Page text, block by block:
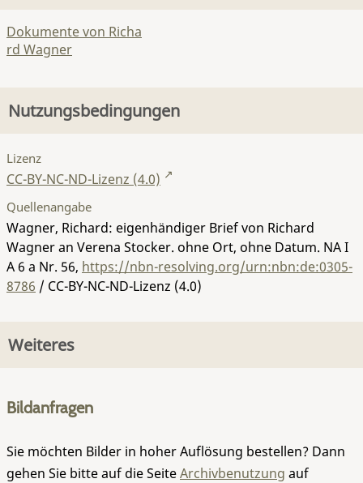
Dokumente von Richa
rd Wagner
Nutzungsbedingungen
Lizenz
CC-BY-NC-ND-Lizenz (4.0)
Quellenangabe
Wagner, Richard: eigenhändiger Brief von Richard
Wagner an Verena Stocker. ohne Ort, ohne Datum. NA I
A 6 a Nr. 56, https://nbn-resolving.org/urn:nbn:de:0305-
8786 / CC-BY-NC-ND-Lizenz (4.0)
Weiteres
Bildanfragen
Sie möchten Bilder in hoher Auflösung bestellen? Dann
gehen Sie bitte auf die SeiteArchivbenutzung auf